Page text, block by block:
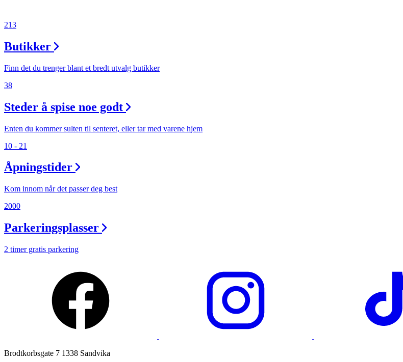
Søk
Magasin
Gavekort
Min Shopping-app
213
Butikker
Finn det du trenger blant et bredt utvalg butikker
38
Steder å spise noe godt
Enten du kommer sulten til senteret, eller tar med varene hjem
10 - 21
Åpningstider
Kom innom når det passer deg best
2000
Parkeringsplasser
2 timer gratis parkering
Brodtkorbsgate 7 1338 Sandvika